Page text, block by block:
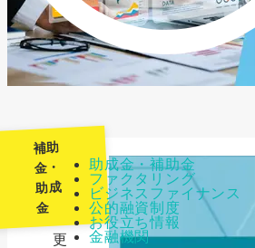
助成金・補助金
ファクタリング
ビジネスファイナンス
公的融資制度
お役立ち情報
金融機関
補助
金・
助成
金
最
更